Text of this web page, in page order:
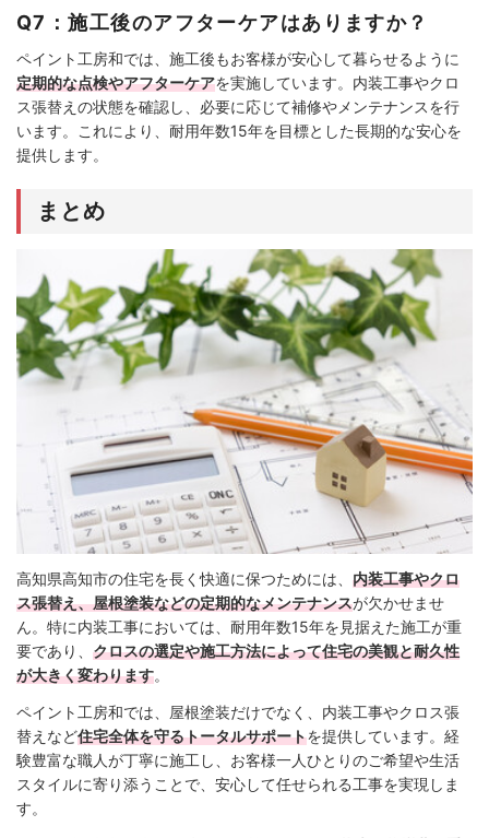
Q7：施工後のアフターケアはありますか？
ペイント工房和では、施工後もお客様が安心して暮らせるように
定期的な点検やアフターケアを実施しています。内装工事やクロ
ス張替えの状態を確認し、必要に応じて補修やメンテナンスを行
います。これにより、耐用年数15年を目標とした長期的な安心を
提供します。
まとめ
高知県高知市の住宅を長く快適に保つためには、 内装工事やクロ
ス張替え、屋根塗装などの定期的なメンテナンスが欠かせませ
ん。特に内装工事においては、耐用年数15年を見据えた施工が重
要であり、 クロスの選定や施工方法によって住宅の美観と耐久性
が大きく変わります。
ペイント工房和では、屋根塗装だけでなく、内装工事やクロス張
替えなど住宅全体を守るトータルサポートを提供しています。経
験豊富な職人が丁寧に施工し、お客様一人ひとりのご希望や生活
スタイルに寄り添うことで、安心して任せられる工事を実現しま
す。